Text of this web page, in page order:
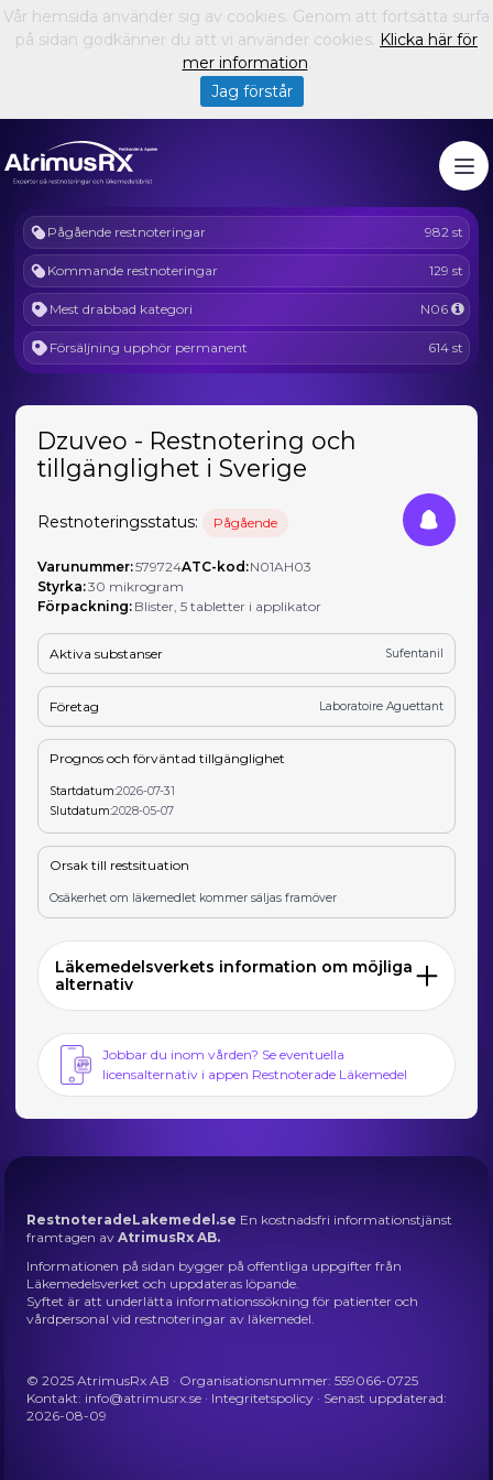
Pågående restnoteringar 982 st
Kommande restnoteringar 129 st
Mest drabbad kategori N06
Försäljning upphör permanent 614 st
Dzuveo - Restnotering och
tillgänglighet i Sverige
Restnoteringsstatus: Pågående
Varunummer:579724ATC-kod:N01AH03
Styrka:30 mikrogram
Förpackning: Blister, 5 tabletter i applikator
Aktiva substanser Sufentanil
Företag Laboratoire Aguettant
Prognos och förväntad tillgänglighet
Startdatum:2026-07-31
Slutdatum:2028-05-07
Orsak till restsituation
Osäkerhet om läkemedlet kommer säljas framöver
Läkemedelsverkets information om möjliga
alternativ
Jobbar du inom vården? Se eventuella
licensalternativ i appen Restnoterade Läkemedel
RestnoteradeLakemedel.se En kostnadsfri informationstjänst
framtagen avAtrimusRx AB.
Informationen på sidan bygger på offentliga uppgifter från
Läkemedelsverket och uppdateras löpande.
Syftet är att underlätta informationssökning för patienter och
vårdpersonal vid restnoteringar av läkemedel.
© 2025 AtrimusRx AB · Organisationsnummer: 559066-0725
Kontakt: info@atrimusrx.se · Integritetspolicy · Senast uppdaterad:
2026-08-09
Vår hemsida använder sig av cookies. Genom att fortsätta surfa
på sidan godkänner du att vi använder cookies. Klicka här för
mer information.
Jag förstår